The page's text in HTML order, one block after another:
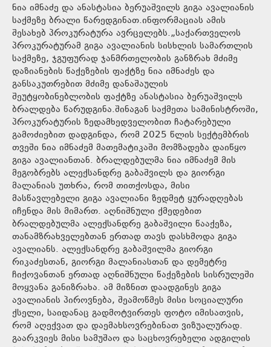
ნია იმნაძე და ანასტასია ბერუაშვილს გიგა ავალიანის
საქმეზე ბრალი წარედგინათ.ინფორმაციას ამის
შესახებ პროკურატურა ავრცელებს.„საქართველოს
პროკურატურამ გიგა ავალიანის სისხლის სამართლის
საქმეზე, ჯგუფურად ჯანმრთელობის განზრახ მძიმე
დაზიანების წაქეზების ფაქტზე ნია იმნაძეს და
განსაკუთრებით მძიმე დანაშაულის
შეუტყობინებლობის ფაქტზე ანასტასია ბერუაშვილს
ბრალდება წარუდგინა.შინაგან საქმეთა სამინისტროში,
პროკურატურის ზედამხედველობით ჩატარებული
გამოძიებით დადგინდა, რომ 2025 წლის სექტემბრის
თვეში ნია იმნაძემ მათემატიკაში მომზადება დაიწყო
გიგა ავალიანთან. ბრალდებულმა ნია იმნაძემ მის
მეგობრებს ალექსანდრე გაბაშვილს და გიორგი
მალანიას უთხრა, რომ თითქოსდა, მისი
მასწავლებელი გიგა ავალიანი ზედმეტ ყურადღებას
იჩენდა მის მიმართ. აღნიშნული ქმედებით
ბრალდებულმა ალექსანდრე გაბაშვილი წააქეზა,
თანამზრახველებთან ერთად თავს დასხმოდა გიგა
ავალიანს. ალექსანდრე გაბაშვილმა გიორგი
რიკაძესთან, გიორგი მალანიასთან და დემეტრე
ჩიქოვანთან ერთად აღნიშნული წაქეზების სისრულეში
მოყვანა განიზრახა. ამ მიზნით დაადგინეს გიგა
ავალიანის პიროვნება, შეამოწმეს მისი სოციალური
ქსელი, საიდანაც გადმოტვირთეს ფოტო იმისათვის,
რომ აღექვათ და დაემახსოვრებინათ ვიზუალურად.
გაარკვიეს მისი სამუშაო და საცხოვრებელი ადგილის